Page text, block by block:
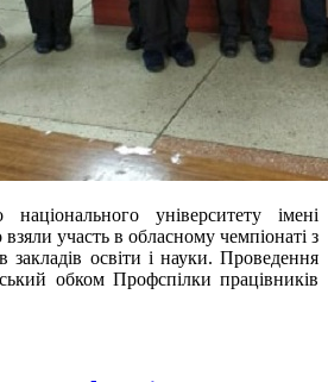
національного університету імені
участь в обласному чемпіонаті з
закладів освіти і науки. Проведення
обком Профспілки працівників